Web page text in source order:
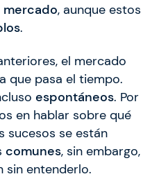
, aunque estos
.
el mercado
que pasa el tiempo.
espontáneos. Por
en hablar sobre qué
sucesos se están
comunes, sin embargo,
sin entenderlo.